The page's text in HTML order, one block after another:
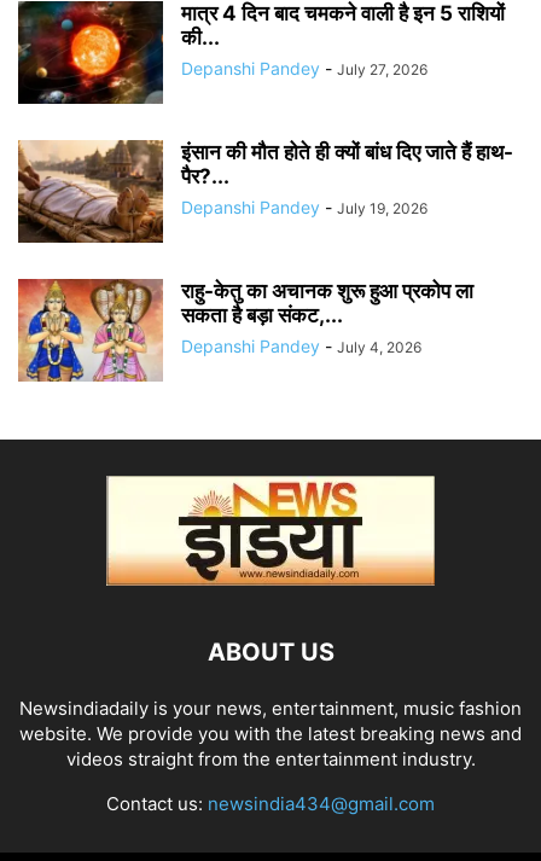
मात्र 4 दिन बाद चमकने वाली है इन 5 राशियों
की...
Depanshi Pandey - July 27, 2026
इंसान की मौत होते ही क्यों बांध दिए जाते हैं हाथ-
पैर?...
Depanshi Pandey - July 19, 2026
राहु-केतु का अचानक शुरू हुआ प्रकोप ला
सकता है बड़ा संकट,...
Depanshi Pandey - July 4, 2026
ABOUT US
Newsindiadaily is your news, entertainment, music fashion
website. We provide you with the latest breaking news and
videos straight from the entertainment industry.
Contact us: newsindia434@gmail.com